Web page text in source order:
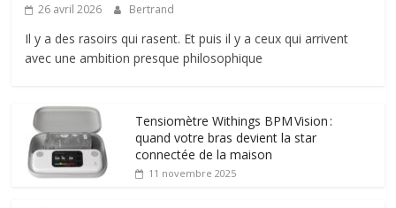
26 avril 2026 Bertrand
Il y a des rasoirs qui rasent. Et puis il y a ceux qui arrivent
avec une ambition presque philosophique
Tensiomètre Withings BPM Vision :
quand votre bras devient la star
connectée de la maison
11 novembre 2025